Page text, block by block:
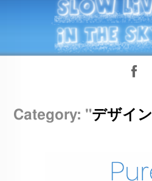
Category: "デザイン